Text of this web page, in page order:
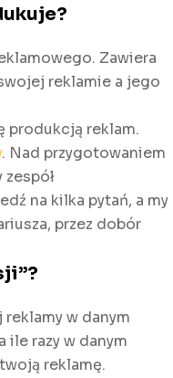
Zawiera
reklamie a jego
produkcją reklam.
. Nad przygotowaniem
na kilka pytań, a my
przez dobór
w danym
ile razy w danym
reklamę.